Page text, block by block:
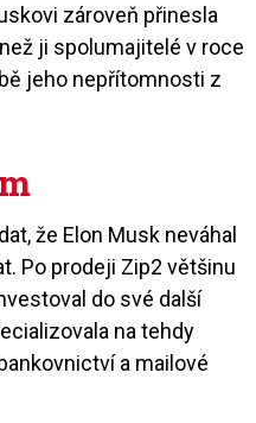
zároveň přinesla
ji spolumajitelé v roce
jeho nepřítomnosti z
že Elon Musk neváhal
Po prodeji Zip2 většinu
do své další
na tehdy
a mailové